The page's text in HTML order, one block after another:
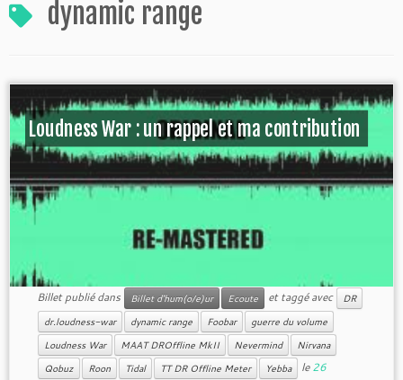
dynamic range
Loudness War : un rappel et ma contribution
Billet publié dans Billet d'hum(o/e)ur Ecoute et taggé avec
DR
dr.loudness-war
dynamic range Foobar
guerre du volume
Loudness War
MAAT DROffline MkII Nevermind
Nirvana
Qobuz
Roon Tidal TT DR Offline Meter Yebba le26